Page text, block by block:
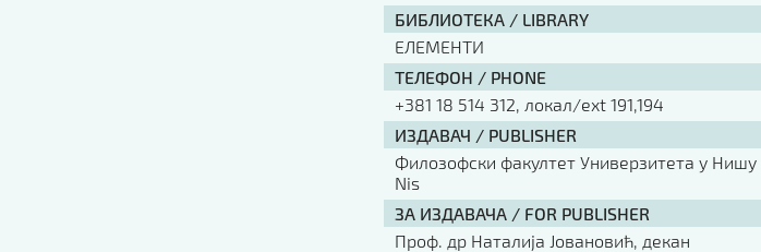
БИБЛИОТЕКА / LIBRARY
ЕЛЕМЕНТИ
ТЕЛЕФОН / PHONE
+381 18 514 312, локал/ext 191,194
ИЗДАВАЧ / PUBLISHER
Филозофски факултет Универзитета у
Nis
ЗА ИЗДАВАЧА / FOR PUBLISHER
Проф. др Наталија Јовановић, декан